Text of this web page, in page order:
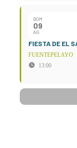
DOM
09
AG
FIESTA DE EL
FUENTEPELAYO
13:00